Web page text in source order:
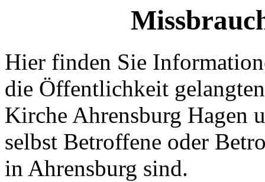
Hier finden Sie
die Öffentlichkeit
Kirche Ahrensburg Hagen
selbst Betroffene oder
in Ahrensburg sind.